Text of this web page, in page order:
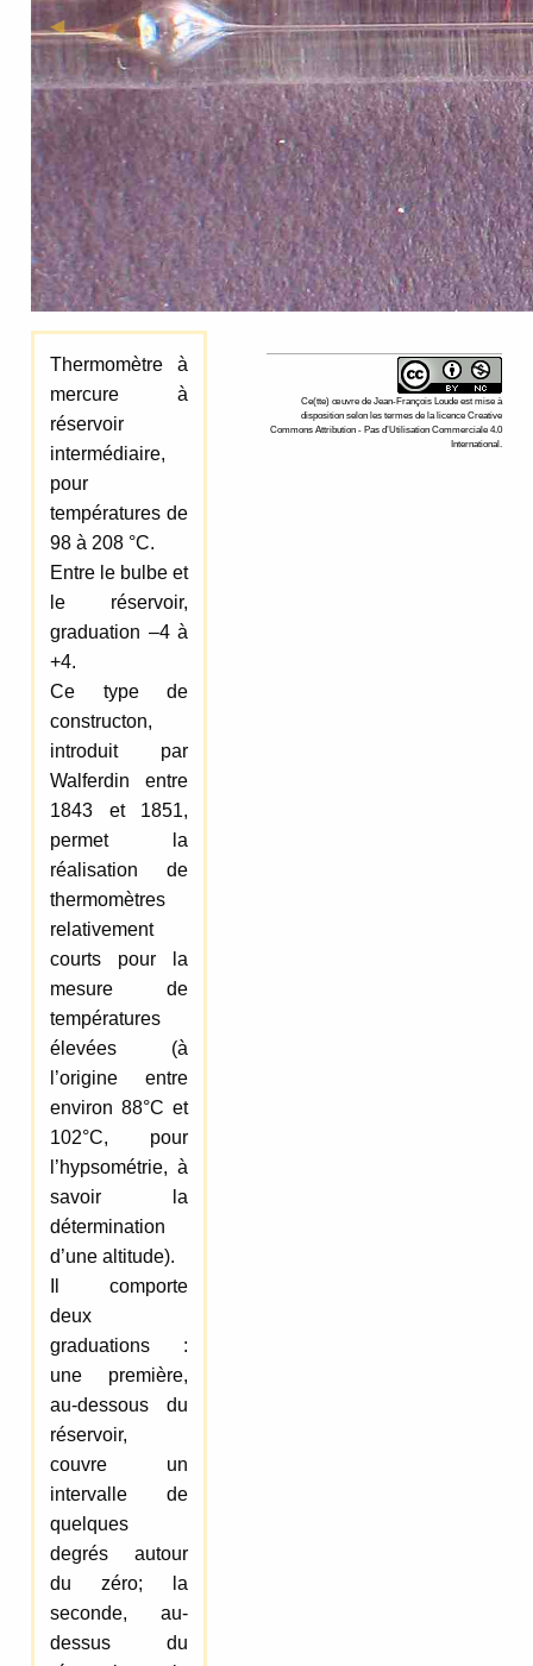
Previous Slide
◀︎
Thermomètre à
mercure à
réservoir
intermédiaire,
pour
températures de
98 à 208 °C.
Entre le bulbe et
le réservoir,
graduation –4 à
+4.
Ce type de
constructon,
introduit par
Walferdin entre
1843 et 1851,
permet la
réalisation de
thermomètres
relativement
courts pour la
mesure de
températures
élevées (à
l’origine entre
environ 88°C et
102°C, pour
l’hypsométrie, à
savoir la
détermination
d’une altitude).
Il comporte
deux
graduations :
une première,
au-dessous du
réservoir,
couvre un
intervalle de
quelques
degrés autour
du zéro; la
seconde, au-
dessus du
Ce(tte) œuvre de Jean-François Loude est mise à
disposition selon les termes de la licence Creative
Commons Attribution - Pas d’Utilisation Commerciale 4.0
International.